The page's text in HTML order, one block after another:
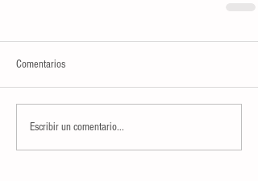
Comentarios
Escribir un comentario...